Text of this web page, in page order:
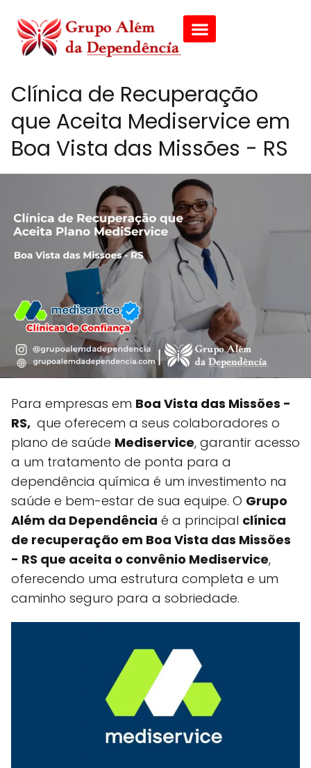
Clínica de Recuperação
que Aceita Mediservice em
Boa Vista das Missões - RS
Para empresas em Boa Vista das Missões -
RS, que oferecem a seus colaboradores o
plano de saúde Mediservice, garantir acesso
a um tratamento de ponta para a
dependência química é um investimento na
saúde e bem-estar de sua equipe. O Grupo
Além da Dependência é a principal clínica
de recuperação em Boa Vista das Missões
- RS que aceita o convênio Mediservice,
oferecendo uma estrutura completa e um
caminho seguro para a sobriedade.